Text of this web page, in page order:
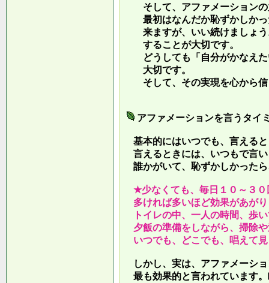
そして、アファメーションの
最初はなんだか恥ずかしかっ
来ますが、いい続けましょう
することが大切です。
どうしても「自分がかなえた
大切です。
そして、その実現を心から信
アファメーションを言うタイ
基本的にはいつでも、言える
言えるときには、いつもで言
誰かがいて、恥ずかしかった
★少なくても、毎日１０～３０
多ければ多いほど効果があが
トイレの中、一人の時間、歩
夕飯の準備をしながら、掃除
いつでも、どこでも、唱えて
しかし、実は、アファメーシ
最も効果的と言われています